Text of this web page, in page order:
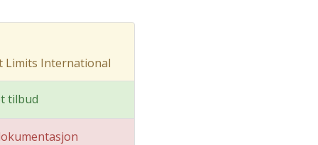
Limits International
tilbud